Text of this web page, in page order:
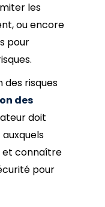
les
ou encore
pour
des risques
des
doit
et connaître
pour